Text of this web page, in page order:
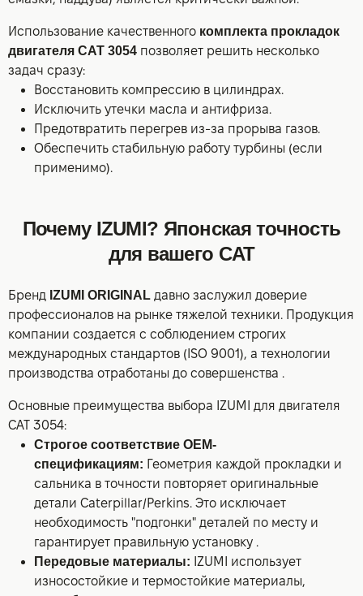
Использование качественного комплекта прокладок
двигателя CAT 3054 позволяет решить несколько
задач сразу:
Восстановить компрессию в цилиндрах.
Исключить утечки масла и антифриза.
Предотвратить перегрев из-за прорыва газов.
Обеспечить стабильную работу турбины (если
применимо).
Почему IZUMI? Японская точность
для вашего CAT
Бренд IZUMI ORIGINAL давно заслужил доверие
профессионалов на рынке тяжелой техники. Продукция
компании создается с соблюдением строгих
международных стандартов (ISO 9001), а технологии
производства отработаны до совершенства .
Основные преимущества выбора IZUMI для двигателя
CAT 3054:
Строгое соответствие OEM-
спецификациям: Геометрия каждой прокладки и
сальника в точности повторяет оригинальные
детали Caterpillar/Perkins. Это исключает
необходимость "подгонки" деталей по месту и
гарантирует правильную установку .
Передовые материалы: IZUMI использует
износостойкие и термостойкие материалы,